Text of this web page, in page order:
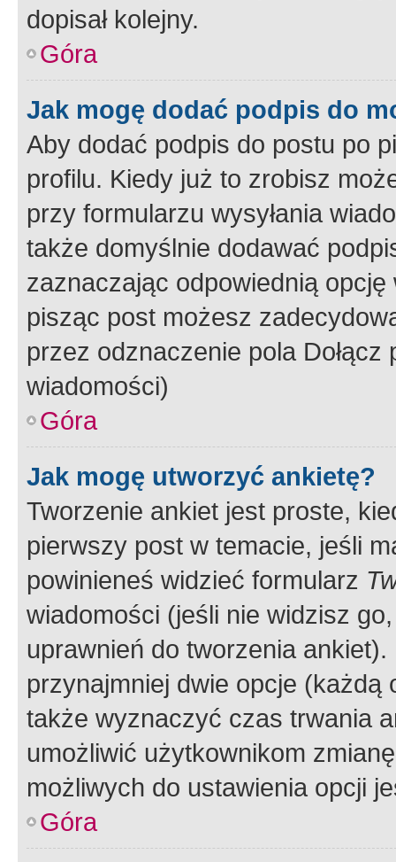
dopisał kolejny.
Góra
Jak mogę dodać podpis do
Aby dodać podpis do postu po
profilu. Kiedy już to zrobisz
przy formularzu wysyłania
także domyślnie dodawać
zaznaczając odpowiednią
pisząc post możesz
przez odznaczenie pola
wiadomości)
Góra
Jak mogę utworzyć ankietę?
Tworzenie ankiet jest proste,
pierwszy post w temacie, jeśli
powinieneś widzieć formularz
wiadomości (jeśli nie widzisz
uprawnień do tworzenia
przynajmniej dwie opcje
także wyznaczyć czas trwania
umożliwić użytkownikom
możliwych do ustawienia opcji
Góra